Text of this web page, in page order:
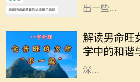
出一些...
解读男命旺
学中的和谐
在中国传统命
与否不仅关乎
庭、事业等各
特别是“男命旺
深...
在命理学中，